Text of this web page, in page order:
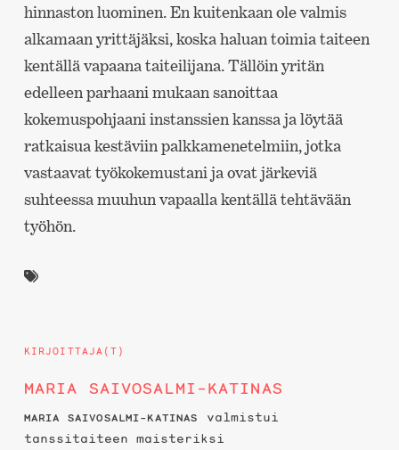
hinnaston luominen. En kuitenkaan ole valmis
alkamaan yrittäjäksi, koska haluan toimia taiteen
kentällä vapaana taiteilijana. Tällöin yritän
edelleen parhaani mukaan sanoittaa
kokemuspohjaani instanssien kanssa ja löytää
ratkaisua kestäviin palkkamenetelmiin, jotka
vastaavat työkokemustani ja ovat järkeviä
suhteessa muuhun vapaalla kentällä tehtävään
työhön.
KIRJOITTAJA(T)
MARIA SAIVOSALMI-KATINAS
MARIA SAIVOSALMI-KATINAS
valmistui
tanssitaiteen maisteriksi